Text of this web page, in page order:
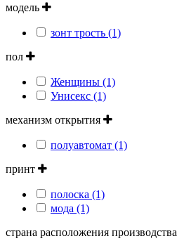
модель
зонт трость (1)
пол
Женщины (1)
Унисекс (1)
механизм открытия
полуавтомат (1)
принт
полоска (1)
мода (1)
страна расположения производства